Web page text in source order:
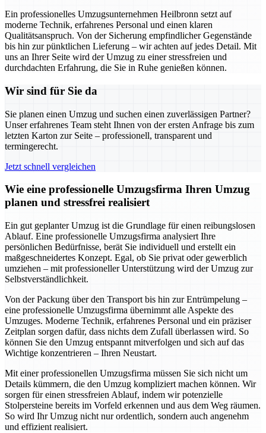
Ein professionelles Umzugsunternehmen Heilbronn setzt auf
moderne Technik, erfahrenes Personal und einen klaren
Qualitätsanspruch. Von der Sicherung empfindlicher Gegenstände
bis hin zur pünktlichen Lieferung – wir achten auf jedes Detail. Mit
uns an Ihrer Seite wird der Umzug zu einer stressfreien und
durchdachten Erfahrung, die Sie in Ruhe genießen können.
Wir sind für Sie da
Sie planen einen Umzug und suchen einen zuverlässigen Partner?
Unser erfahrenes Team steht Ihnen von der ersten Anfrage bis zum
letzten Karton zur Seite – professionell, transparent und
termingerecht.
Jetzt schnell vergleichen
Wie eine professionelle Umzugsfirma Ihren Umzug
planen und stressfrei realisiert
Ein gut geplanter Umzug ist die Grundlage für einen reibungslosen
Ablauf. Eine professionelle Umzugsfirma analysiert Ihre
persönlichen Bedürfnisse, berät Sie individuell und erstellt ein
maßgeschneidertes Konzept. Egal, ob Sie privat oder gewerblich
umziehen – mit professioneller Unterstützung wird der Umzug zur
Selbstverständlichkeit.
Von der Packung über den Transport bis hin zur Entrümpelung –
eine professionelle Umzugsfirma übernimmt alle Aspekte des
Umzuges. Moderne Technik, erfahrenes Personal und ein präziser
Zeitplan sorgen dafür, dass nichts dem Zufall überlassen wird. So
können Sie den Umzug entspannt mitverfolgen und sich auf das
Wichtige konzentrieren – Ihren Neustart.
Mit einer professionellen Umzugsfirma müssen Sie sich nicht um
Details kümmern, die den Umzug kompliziert machen können. Wir
sorgen für einen stressfreien Ablauf, indem wir potenzielle
Stolpersteine bereits im Vorfeld erkennen und aus dem Weg räumen.
So wird Ihr Umzug nicht nur ordentlich, sondern auch angenehm
und effizient realisiert.